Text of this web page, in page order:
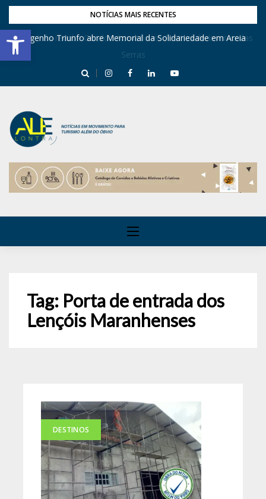
Barra de Ferramentas Aberta
NOTÍCIAS MAIS RECENTES
Dona Inês recebe Geraldo Azevedo no Festival de Inverno das
Serras
Engenho Triunfo abre Memorial da Solidariedade em Areia
Tag: Porta de entrada dos
Lençóis Maranhenses
DESTINOS